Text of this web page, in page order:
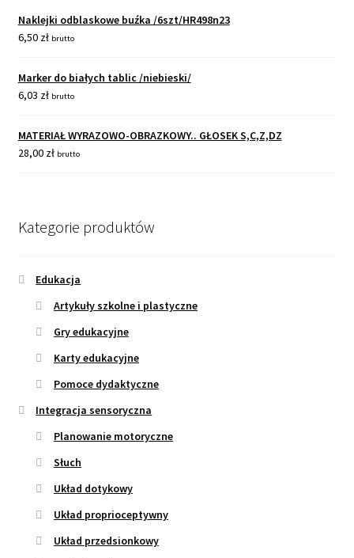
Naklejki odblaskowe buźka /6szt/HR498n23
6,50 zł brutto
Marker do białych tablic /niebieski/
6,03 zł brutto
MATERIAŁ WYRAZOWO-OBRAZKOWY.. GŁOSEK S,C,Z,DZ
28,00 zł brutto
Kategorie produktów
Edukacja
Artykuły szkolne i plastyczne
Gry edukacyjne
Karty edukacyjne
Pomoce dydaktyczne
Integracja sensoryczna
Planowanie motoryczne
Słuch
Układ dotykowy
Układ proprioceptywny
Układ przedsionkowy